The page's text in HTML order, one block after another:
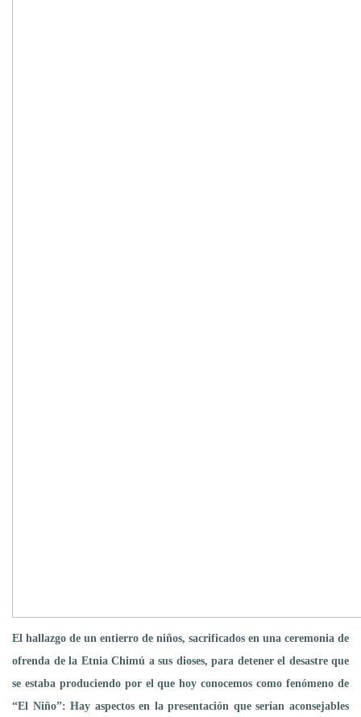
El hallazgo de un entierro de niños, sacrificados en una ceremonia de
ofrenda de la Etnia Chimú a sus dioses, para detener el desastre que
se estaba produciendo por el que hoy conocemos como fenómeno de
“El Niño”: Hay aspectos en la presentación que serían aconsejables